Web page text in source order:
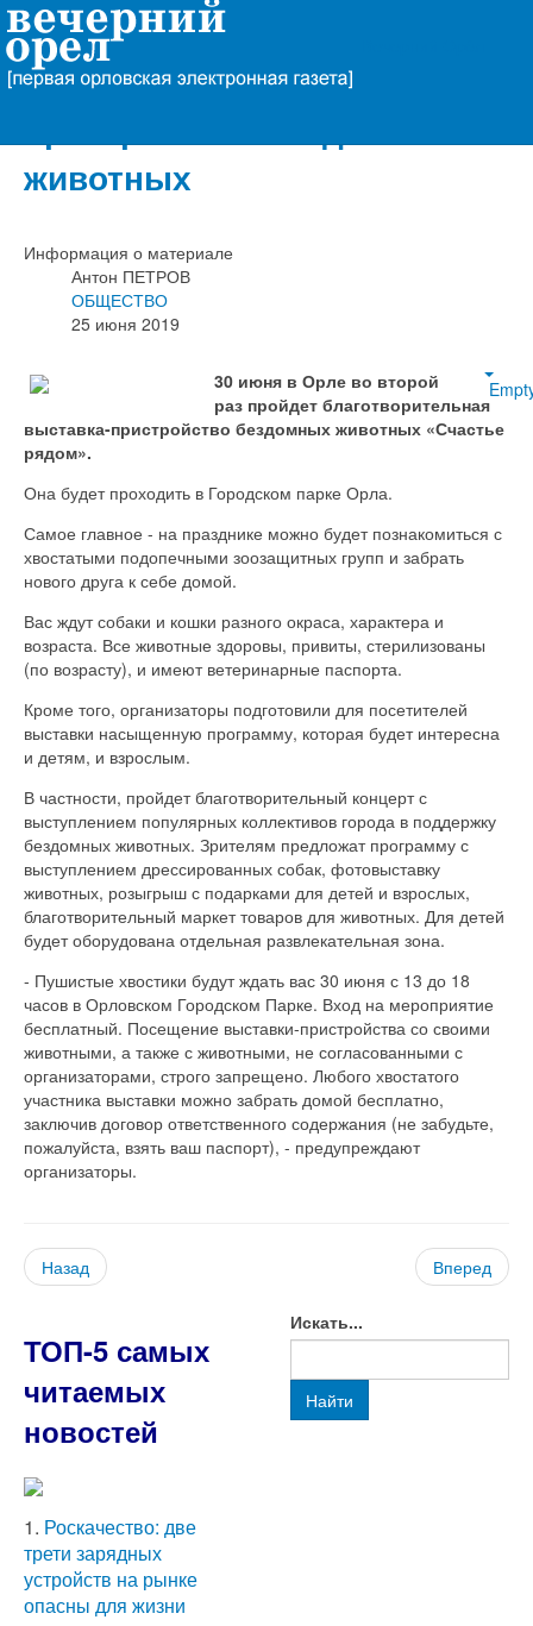
В Орле пройдет выставка-
животных
Информация о материале
Антон ПЕТРОВ
ОБЩЕСТВО
25 июня 2019
30 июня в Орле во второй
раз пройдет благотворительная
выставка-пристройство бездомных животных «Счастье
рядом».
Она будет проходить в Городском парке Орла.
Самое главное - на празднике можно будет познакомиться с
хвостатыми подопечными зоозащитных групп и забрать
нового друга к себе домой.
Вас ждут собаки и кошки разного окраса, характера и
возраста. Все животные здоровы, привиты, стерилизованы
(по возрасту), и имеют ветеринарные паспорта.
Кроме того, организаторы подготовили для посетителей
выставки насыщенную программу, которая будет интересна
и детям, и взрослым.
В частности, пройдет благотворительный концерт с
выступлением популярных коллективов города в поддержку
бездомных животных. Зрителям предложат программу с
выступлением дрессированных собак, фотовыставку
животных, розыгрыш с подарками для детей и взрослых,
благотворительный маркет товаров для животных. Для детей
будет оборудована отдельная развлекательная зона.
- Пушистые хвостики будут ждать вас 30 июня с 13 до 18
часов в Орловском Городском Парке. Вход на мероприятие
бесплатный. Посещение выставки-пристройства со своими
животными, а также с животными, не согласованными с
организаторами, строго запрещено. Любого хвостатого
участника выставки можно забрать домой бесплатно,
заключив договор ответственного содержания (не забудьте,
пожалуйста, взять ваш паспорт), - предупреждают
организаторы.
Назад Вперед
ТОП-5 самых
читаемых
новостей
1. Роскачество: две
трети зарядных
устройств на рынке
опасны для жизни
Искать...
Найти